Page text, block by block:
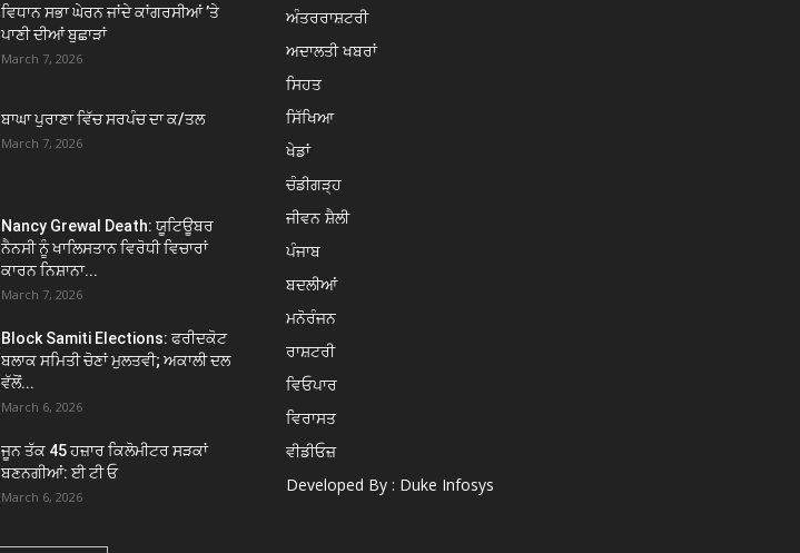
ਵਿਧਾਨ ਸਭਾ ਘੇਰਨ ਜਾਂਦੇ ਕਾਂਗਰਸੀਆਂ ’ਤੇ
ਪਾਣੀ ਦੀਆਂ ਬੁਛਾੜਾਂ
March 7, 2026
ਬਾਘਾ ਪੁਰਾਣਾ ਵਿੱਚ ਸਰਪੰਚ ਦਾ ਕ/ਤਲ
March 7, 2026
Nancy Grewal Death: ਯੂਟਿਊਬਰ
ਨੈਨਸੀ ਨੂੰ ਖਾਲਿਸਤਾਨ ਵਿਰੋਧੀ ਵਿਚਾਰਾਂ
ਕਾਰਨ ਨਿਸ਼ਾਨਾ...
March 7, 2026
Block Samiti Elections: ਫਰੀਦਕੋਟ
ਬਲਾਕ ਸਮਿਤੀ ਚੋਣਾਂ ਮੁਲਤਵੀ; ਅਕਾਲੀ ਦਲ
ਵੱਲੋਂ...
March 6, 2026
ਜੂਨ ਤੱਕ 45 ਹਜ਼ਾਰ ਕਿਲੋਮੀਟਰ ਸੜਕਾਂ
ਬਣਨਗੀਆਂ: ਈ ਟੀ ਓ
March 6, 2026
ਅੰਤਰਰਾਸ਼ਟਰੀ
ਅਦਾਲਤੀ ਖਬਰਾਂ
ਸਿਹਤ
ਸਿੱਖਿਆ
ਖੇਡਾਂ
ਚੰਡੀਗੜ੍ਹ
ਜੀਵਨ ਸ਼ੈਲੀ
ਪੰਜਾਬ
ਬਦਲੀਆਂ
ਮਨੋਰੰਜਨ
ਰਾਸ਼ਟਰੀ
ਵਿਓਪਾਰ
ਵਿਰਾਸਤ
ਵੀਡੀਓਜ਼
Developed By : Duke Infosys